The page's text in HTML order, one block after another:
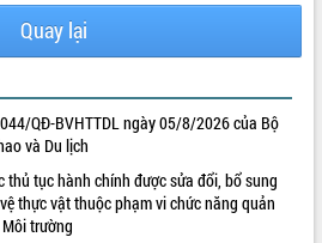
Quay lại
QĐ-BVHTTDL ngày 05/8/2026 của Bộ
và Du lịch
thủ tục hành chính được sửa đổi, bổ sung
thực vật thuộc phạm vi chức năng quản
trường